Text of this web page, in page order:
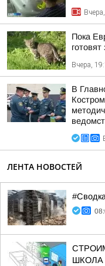
Пока
готовят
Вчера,
В
ЛЕНТА НОВОСТЕЙ
ШКОЛА